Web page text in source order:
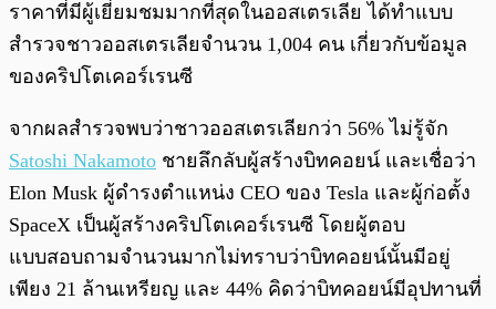
ราคาที่มีผู้เยี่ยมชมมากที่สุดในออสเตรเลีย ได้ทำแบบ
สำรวจชาวออสเตรเลียจำนวน 1,004 คน เกี่ยวกับข้อมูล
ของคริปโตเคอร์เรนซี
จากผลสำรวจพบว่าชาวออสเตรเลียกว่า 56% ไม่รู้จัก
Satoshi Nakamoto ชายลึกลับผู้สร้างบิทคอยน์ และเชื่อว่า
Elon Musk ผู้ดำรงตำแหน่ง CEO ของ Tesla และผู้ก่อตั้ง
SpaceX เป็นผู้สร้างคริปโตเคอร์เรนซี โดยผู้ตอบ
แบบสอบถามจำนวนมากไม่ทราบว่าบิทคอยน์นั้นมีอยู่
เพียง 21 ล้านเหรียญ และ 44% คิดว่าบิทคอยน์มีอุปทานที่